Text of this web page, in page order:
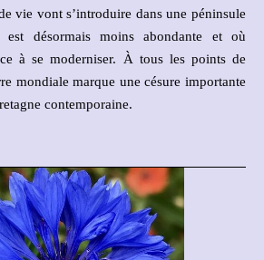
vie vont s’introduire dans une péninsule
désormais moins abondante et où
à se moderniser. À tous les points de
mondiale marque une césure importante
contemporaine.